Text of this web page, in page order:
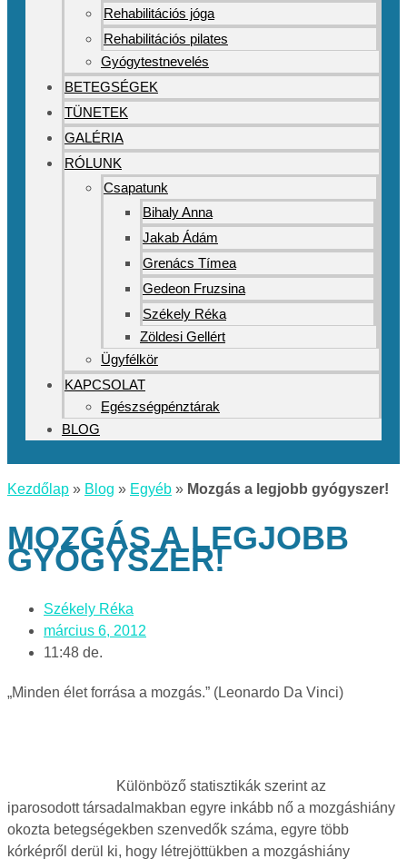
Rehabilitációs jóga
Rehabilitációs pilates
Gyógytestnevelés
BETEGSÉGEK
TÜNETEK
GALÉRIA
RÓLUNK
Csapatunk
Bihaly Anna
Jakab Ádám
Grenács Tímea
Gedeon Fruzsina
Székely Réka
Zöldesi Gellért
Ügyfélkör
KAPCSOLAT
Egészségpénztárak
BLOG
Kezdőlap » Blog » Egyéb » Mozgás a legjobb gyógyszer!
MOZGÁS A LEGJOBB
GYÓGYSZER!
Székely Réka
március 6, 2012
11:48 de.
„Minden élet forrása a mozgás.” (Leonardo Da Vinci)
Különböző statisztikák szerint az
iparosodott társadalmakban egyre inkább nő a mozgáshiány
okozta betegségekben szenvedők száma, egyre több
kórképről derül ki, hogy létrejöttükben a mozgáshiány